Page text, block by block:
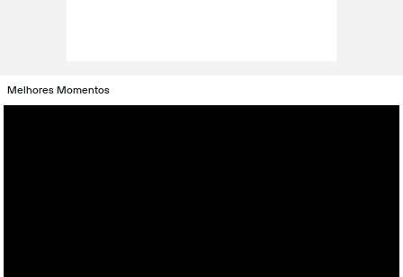
Melhores Momentos